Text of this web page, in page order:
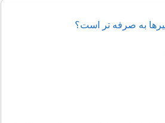
به صرفه تر است؟